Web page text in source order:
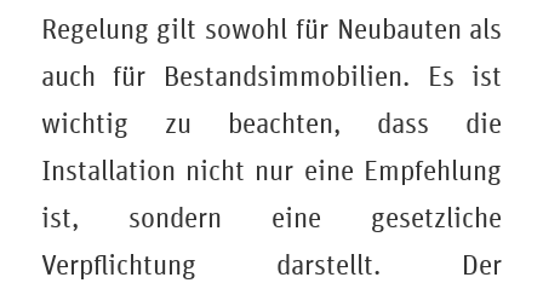
Regelung gilt sowohl für Neubauten als
auch für Bestandsimmobilien. Es ist
wichtig zu beachten, dass die
Installation nicht nur eine Empfehlung
ist, sondern eine gesetzliche
Verpflichtung darstellt. Der